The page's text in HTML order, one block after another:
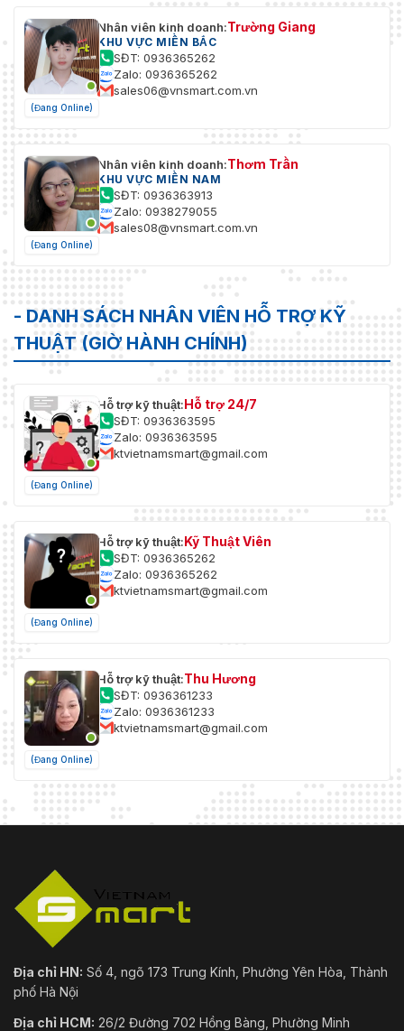
Kích
thước
142,6 × 69,8 × 68 mm
Trọng
lượng
730 g
và vận
hành
95% trở xuống (không ngưng tụ)
(Đang Online)
Nhân viên kinh doanh:Trường Giang
KHU VỰC MIỀN BẮC
SĐT: 0936365262
Zalo: 0936365262
sales06@vnsmart.com.vn
(Đang Online)
Nhân viên kinh doanh:Thơm Trần
KHU VỰC MIỀN NAM
SĐT: 0936363913
Zalo: 0938279055
sales08@vnsmart.com.vn
- DANH SÁCH NHÂN VIÊN HỖ TRỢ KỸ
THUẬT (GIỜ HÀNH CHÍNH)
(Đang Online)
Hỗ trợ kỹ thuật:Hỗ trợ 24/7
SĐT: 0936363595
Zalo: 0936363595
ktvietnamsmart@gmail.com
(Đang Online)
Hỗ trợ kỹ thuật:Kỹ Thuật Viên
SĐT: 0936365262
Zalo: 0936365262
ktvietnamsmart@gmail.com
(Đang Online)
Hỗ trợ kỹ thuật:Thu Hương
SĐT: 0936361233
Zalo: 0936361233
ktvietnamsmart@gmail.com
Địa chỉ HN: Số 4, ngõ 173 Trung Kính, Phường Yên Hòa, Thành
phố Hà Nội
Địa chỉ HCM: 26/2 Đường 702 Hồng Bàng, Phường Minh